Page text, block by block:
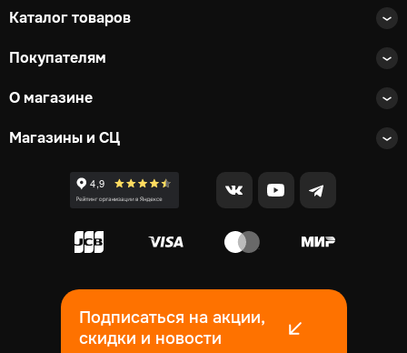
Каталог товаров
Покупателям
О магазине
Магазины и СЦ
Подписаться на акции,
скидки и новости